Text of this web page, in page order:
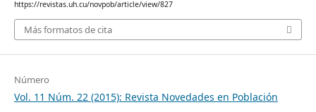
https://revistas.uh.cu/novpob/article/view/827
Más formatos de cita
Número
Vol. 11 Núm. 22 (2015): Revista Novedades en Población